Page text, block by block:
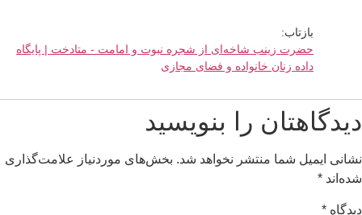
بازتاب:
حضرت زینب شاخه‌ای از شجره نبوت و امامت - متادخت | پایگاه
داده زنان خانواده و فضای مجازی
را بنویسید
ایمیل شما منتشر نخواهد شد. بخش‌های موردنیاز علامت‌گذاری
*
*